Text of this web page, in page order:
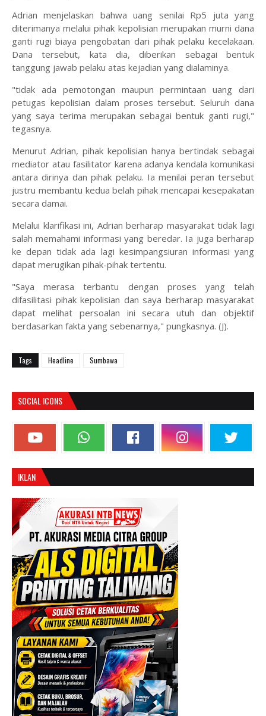
‎Adrian menjelaskan bahwa uang senilai Rp5 juta yang
diterimanya melalui pihak kepolisian merupakan murni dana
ganti rugi biaya pengobatan dari pihak pelaku kecelakaan.
Dana tersebut, kata dia, diberikan sebagai bentuk
tanggung jawab pelaku atas kejadian yang dialaminya.
‎"tidak ada pemotongan maupun permintaan uang dari
petugas kepolisian dalam proses tersebut. Seluruh dana
yang saya terima merupakan sebagai bentuk ganti rugi,"
tegasnya.
‎Menurut Adrian, pihak kepolisian hanya bertindak sebagai
mediator atau fasilitator karena adanya kendala komunikasi
antara dirinya dan pihak pelaku. Ia menilai peran tersebut
justru membantu kedua belah pihak mencapai kesepakatan
secara damai.
‎Melalui klarifikasi ini, Adrian berharap masyarakat tidak lagi
salah memahami informasi yang beredar. Ia juga berharap
ke depan tidak ada lagi kesimpangsiuran informasi yang
dapat merugikan pihak-pihak tertentu.
‎"Saya merasa terbantu dengan proses yang telah
difasilitasi pihak kepolisian dan saya berharap masyarakat
dapat melihat persoalan ini secara utuh dan objektif
berdasarkan fakta yang sebenarnya," pungkasnya. (J).
Tags Headline Sumbawa
SOCIAL ICONS
IKLAN